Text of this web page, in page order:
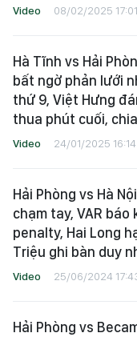
Video 08/02/2025 17:01
Hà Tĩnh vs Hải
bất ngờ phản lưới
thứ 9, Việt Hưng
thua phút cuối,
Video 24/01/2025 16:14
Hải Phòng vs Hà
chạm tay, VAR báo
penalty, Hai Long
Triệu ghi bàn duy
Video 25/06/2024
Hải Phòng vs